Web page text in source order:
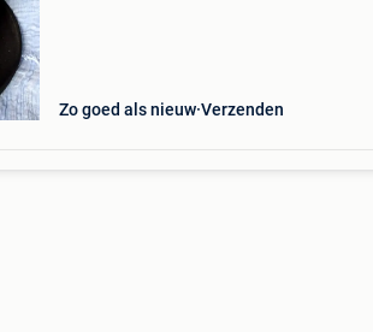
Zo goed als nieuw Verzenden